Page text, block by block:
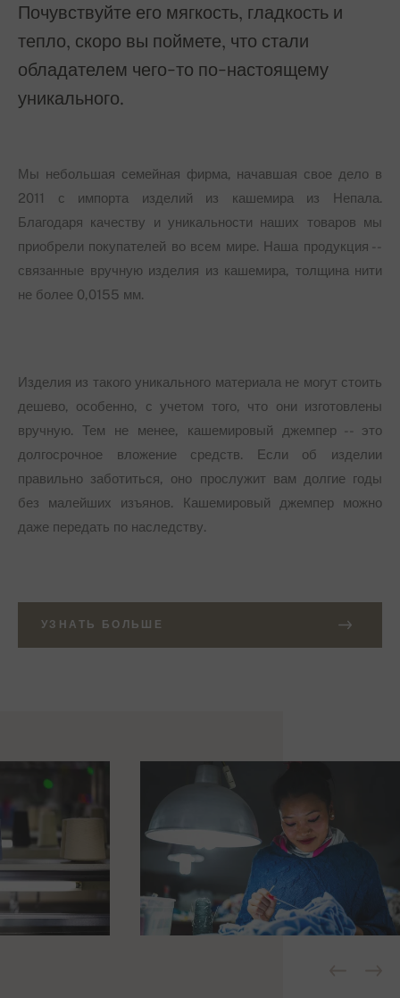
Почувствуйте его мягкость, гладкость и
тепло, скоро вы поймете, что стали
обладателем чего-то по-настоящему
уникального.
Мы небольшая семейная фирма, начавшая свое дело в
2011 с импорта изделий из кашемира из Непала.
Благодаря качеству и уникальности наших товаров мы
приобрели покупателей во всем мире. Наша продукция --
связанные вручную изделия из кашемира, толщина нити
не более 0,0155 мм.
Изделия из такого уникального материала не могут стоить
дешево, особенно, с учетом того, что они изготовлены
вручную. Тем не менее, кашемировый джемпер -- это
долгосрочное вложение средств. Если об изделии
правильно заботиться, оно прослужит вам долгие годы
без малейших изъянов. Кашемировый джемпер можно
даже передать по наследству.
УЗНАТЬ БОЛЬШЕ